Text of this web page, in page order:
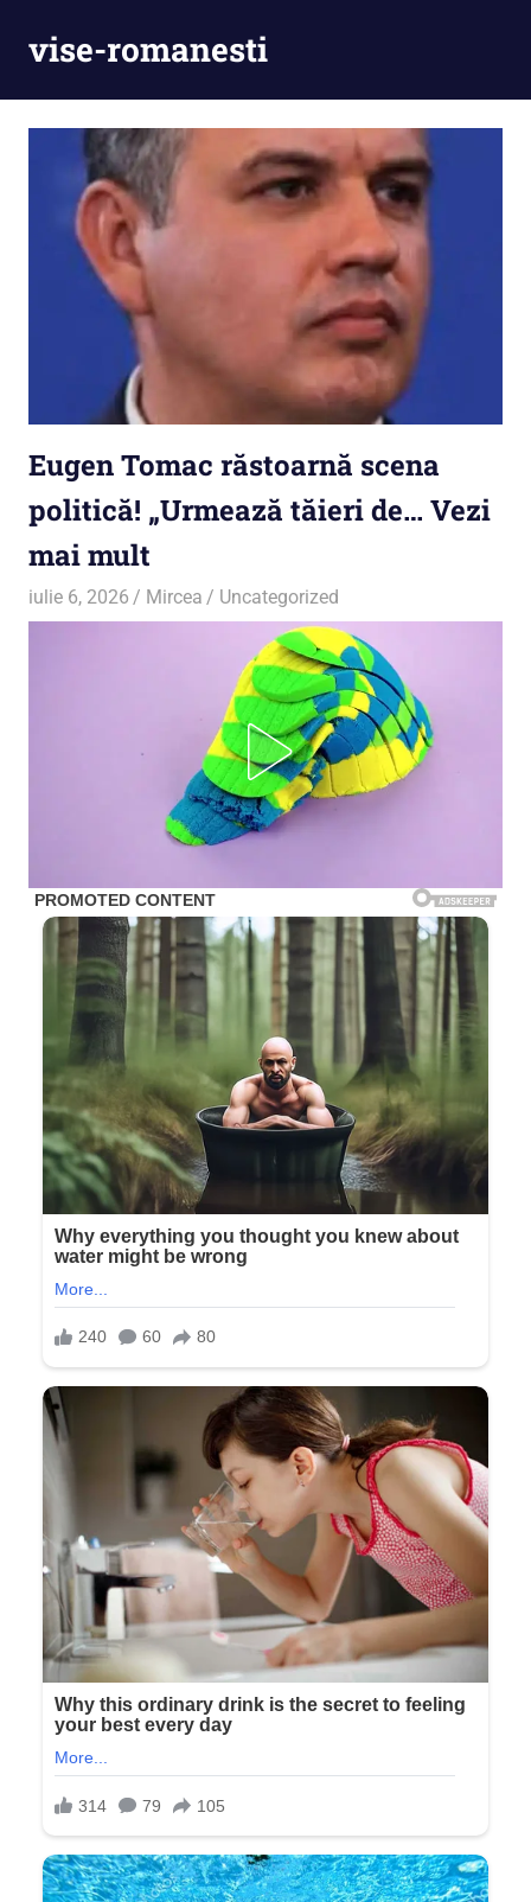
vise-romanesti
Eugen Tomac răstoarnă scena
politică! „Urmează tăieri de… Vezi
mai mult
iulie 6, 2026 Mircea Uncategorized